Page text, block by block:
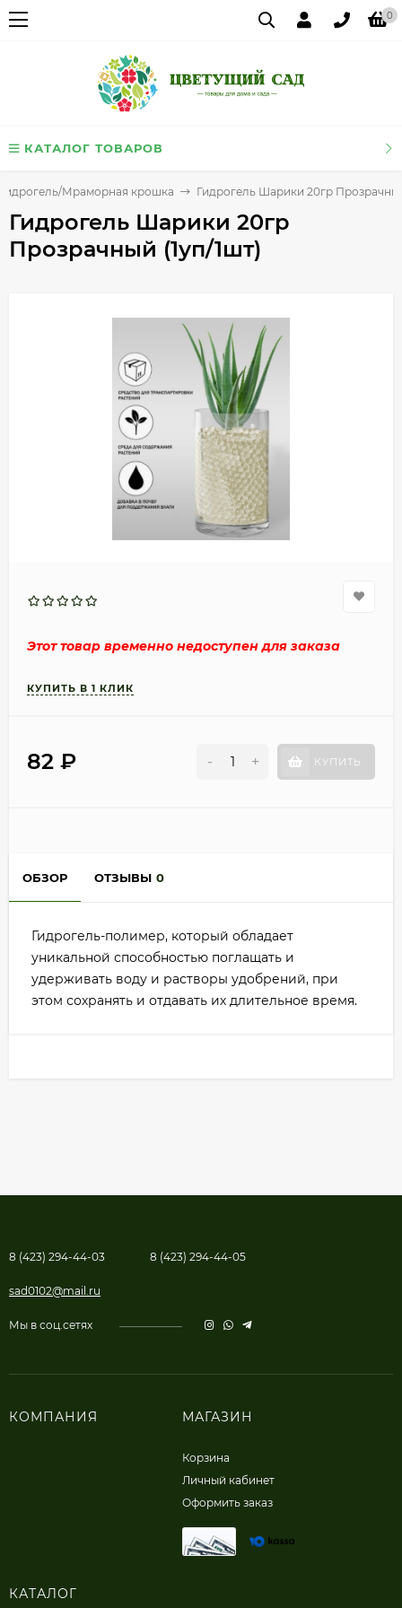
0
КАТАЛОГ ТОВАРОВ
Гидрогель/Мраморная крошка Гидрогель Шарики 20гр
Гидрогель Шарики 20гр
Прозрачный (1уп/1шт)
Этот товар временно недоступен для заказа
82 ₽ - + КУПИТЬ
ОБЗОР ОТЗЫВЫ 0
Гидрогель-полимер, который обладает
уникальной способностью поглащать и
удерживать воду и растворы удобрений, при
этом сохранять и отдавать их длительное время.
8 (423) 294-44-03 8 (423) 294-44-05
sad0102@mail.ru
Мы в соц.сетях
КОМПАНИЯ МАГАЗИН
Корзина
Личный кабинет
Оформить заказ
КАТАЛОГ